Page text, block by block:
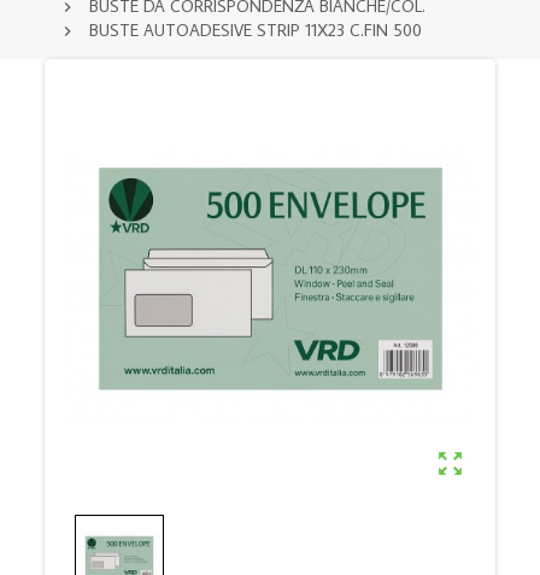
 BUSTE DA CORRISPONDENZA BIANCHE/COL.
 BUSTE AUTOADESIVE STRIP 11X23 C.FIN 500
